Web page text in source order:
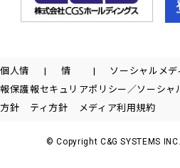
個人情
報保護
方針
情
報セキュリ
ティ方針
ソーシャルメデ
アポリシー／ソーシャ
メディア利用規約
© Copyright C&G SYSTEMS